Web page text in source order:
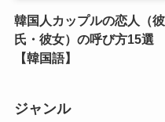
韓国人カップルの恋人（彼
氏・彼女）の呼び方15選
【韓国語】
ジャンル